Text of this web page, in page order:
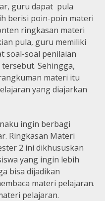
guru dapat pula
berisi poin-poin materi
ringkasan materi
pula, guru memiliki
soal-soal penilaian
Sehingga,
materi itu
yang diajarkan
ingin berbagi
Ringkasan Materi
2 ini dikhususkan
yang ingin lebih
bisa dijadikan
materi pelajaran.
pelajaran.